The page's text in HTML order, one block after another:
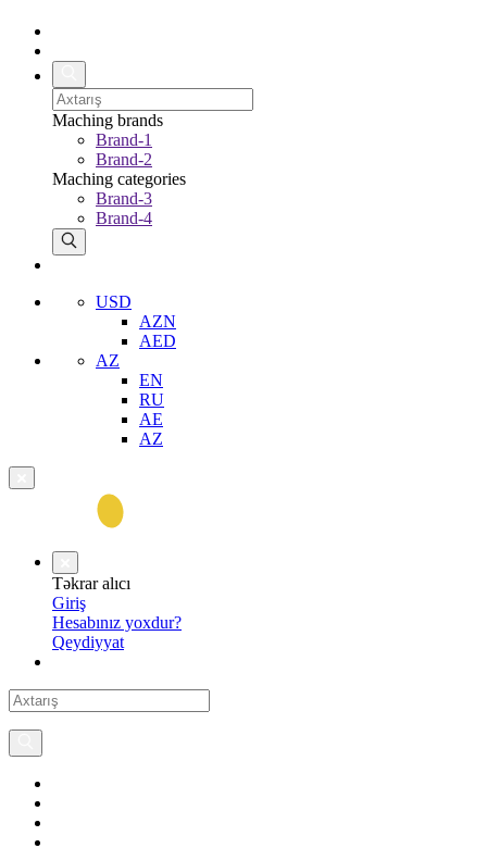
Maching brands
Brand-1
Brand-2
Maching categories
Brand-3
Brand-4
USD
AZN
AED
AZ
EN
RU
AE
AZ
Təkrar alıcı
Giriş
Hesabınız yoxdur?
Qeydiyyat